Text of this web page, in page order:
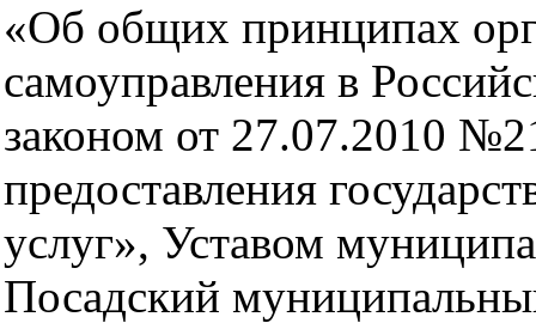
«Об общих принципах
самоуправления в
законом от 27.07.2010
предоставления
услуг», Уставом
Посадский